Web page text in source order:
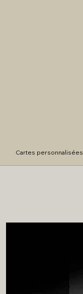
Cartes personnalisées